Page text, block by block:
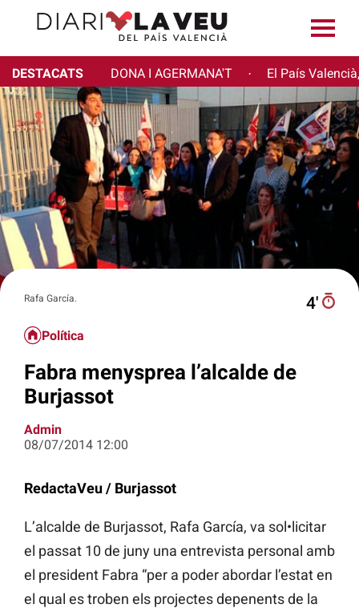
DESTACATS DONA I AGERMANA'T · El País
Rafa García. 4′
Política
Fabra menysprea l’alcalde de
Burjassot
Admin
08/07/2014 12:00
RedactaVeu / Burjassot
L’alcalde de Burjassot, Rafa García, va sol•licitar
el passat 10 de juny una entrevista personal amb
el president Fabra “per a poder abordar l’estat en
el qual es troben els projectes depenents de la